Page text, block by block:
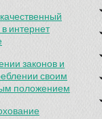
интернет
законов и
своим
положением